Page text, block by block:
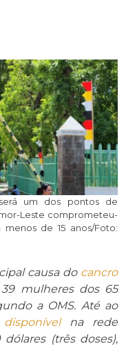
um dos pontos de
Leste comprometeu-
de 15 anos/Foto:
causa do cancro
mulheres dos 65
a OMS. Até ao
disponívelna rede
(três doses),